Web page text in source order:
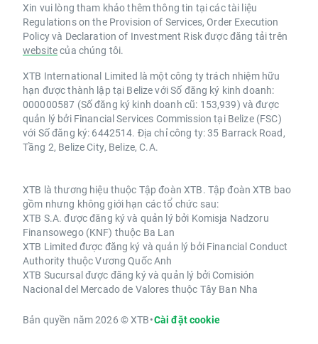
Xin vui lòng tham khảo thêm thông tin tại các tài liệu
Regulations on the Provision of Services, Order Execution
Policy và Declaration of Investment Risk được đăng tải trên
websitecủa chúng tôi.
XTB International Limited là một công ty trách nhiệm hữu
hạn được thành lập tại Belize với Số đăng ký kinh doanh:
000000587 (Số đăng ký kinh doanh cũ: 153,939) và được
quản lý bởi Financial Services Commission tại Belize (FSC)
với Số đăng ký: 6442514. Địa chỉ công ty: 35 Barrack Road,
Tầng 2, Belize City, Belize, C.A.
XTB là thương hiệu thuộc Tập đoàn XTB. Tập đoàn XTB bao
gồm nhưng không giới hạn các tổ chức sau:
XTB S.A. được đăng ký và quản lý bởi Komisja Nadzoru
Finansowego (KNF) thuộc Ba Lan
XTB Limited được đăng ký và quản lý bởi Financial Conduct
Authority thuộc Vương Quốc Anh
XTB Sucursal được đăng ký và quản lý bởi Comisión
Nacional del Mercado de Valores thuộc Tây Ban Nha
Bản quyền năm 2026 © XTB•Cài đặt cookie